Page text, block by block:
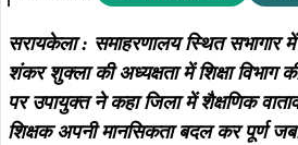
सरायकेला : समाहरणालय स्थित सभागार
शंकर शुक्ला की अध्यक्षता में शिक्षा विभाग
पर उपायुक्त ने कहा जिला में शैक्षणिक
शिक्षक अपनी मानसिकता बदल कर पूर्ण